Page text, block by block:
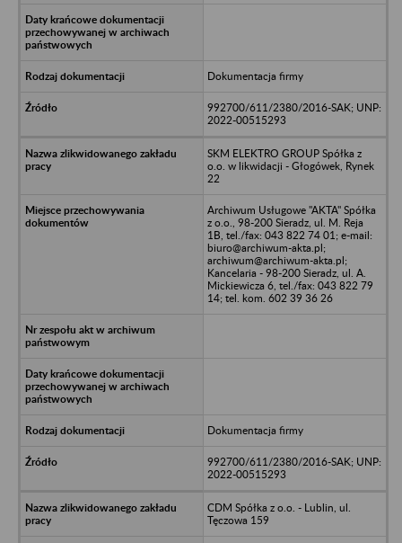
Dokumentacja firmy
992700/611/2380/2016-SAK; UNP:
2022-00515293
SKM ELEKTRO GROUP Spółka z
o.o. w likwidacji - Głogówek, Rynek
22
Archiwum Usługowe "AKTA" Spółka
z o.o., 98-200 Sieradz, ul. M. Reja
1B, tel./fax: 043 822 74 01; e-mail:
biuro@archiwum-akta.pl;
archiwum@archiwum-akta.pl;
Kancelaria - 98-200 Sieradz, ul. A.
Mickiewicza 6, tel./fax: 043 822 79
14; tel. kom. 602 39 36 26
Dokumentacja firmy
992700/611/2380/2016-SAK; UNP:
2022-00515293
CDM Spółka z o.o. - Lublin, ul.
Tęczowa 159